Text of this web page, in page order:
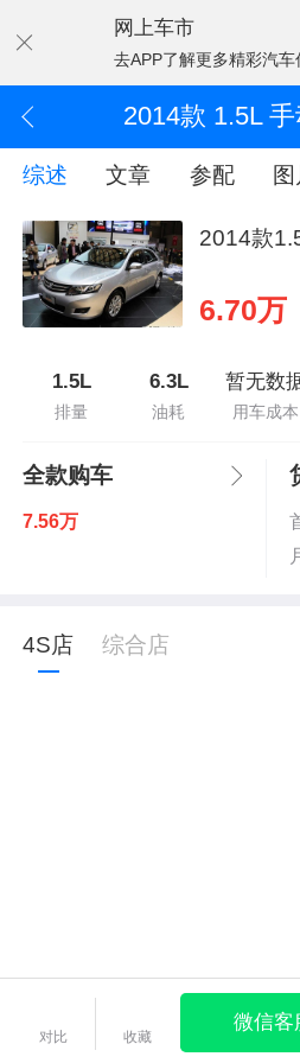
网上车市
去APP了解更多精彩汽车
2014款 1.5L
综述 文章 参配
2014款
6.70万
1.5L
排量
6.3L
油耗
暂无数
用车成本
全款购车
7.56万
4S店 综合店
对比 收藏
微信客